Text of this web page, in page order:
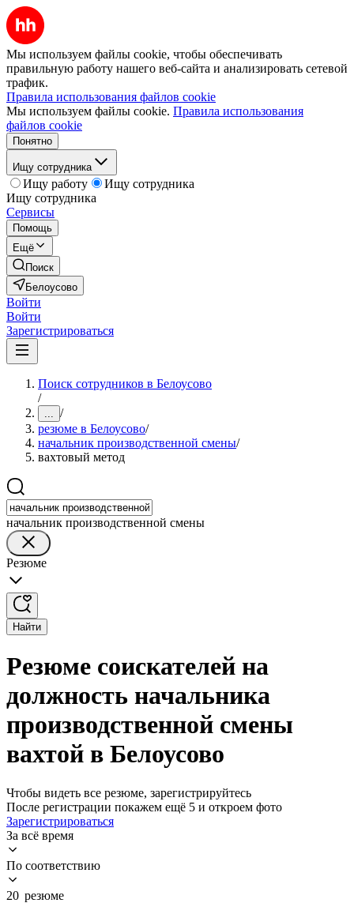
Мы используем файлы cookie, чтобы обеспечивать
правильную работу нашего веб-сайта и анализировать сетевой
трафик.
Правила использования файлов cookie
Мы используем файлы cookie. Правила использования
файлов cookie
Понятно
Ищу сотрудника
Ищу работу
Ищу сотрудника
Ищу сотрудника
Сервисы
Помощь
Ещё
Поиск
Белоусово
Войти
Войти
Зарегистрироваться
Поиск сотрудников в Белоусово
/
... /
резюме в Белоусово/
начальник производственной смены/
вахтовый метод
начальник производственной смены
Резюме
Найти
Резюме соискателей на
должность начальника
производственной смены
вахтой в Белоусово
Чтобы видеть все резюме, зарегистрируйтесь
После регистрации покажем ещё 5 и откроем фото
Зарегистрироваться
За всё время
По соответствию
20 резюме